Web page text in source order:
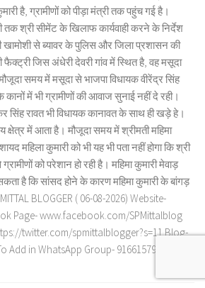
है, ग्रामीणों को पीड़ा मंत्री तक पहुंच गई है।
तक श्री सीमेंट के खिलाफ कार्यवाही करने के निर्देश
खामोशी से ब्यावर के पुलिस और जिला प्रशासन की
फैक्ट्री जिस अंधेरी देवरी गांव में स्थित है, वह मसूदा
समय में मसूदा से भाजपा विधायक वीरेंद्र सिंह
में भी ग्रामीणों की आवाज सुनाई नहीं दे रही।
सिंह रावत भी विधायक कानावत के साथ ही खड़े हे।
क्षेत्र में आता है। मौजूदा समय में श्रीमती महिमा
महिला कुमारी को भी यह भी पता नहीं होगा कि श्री
को परेशान हो रही है। महिमा कुमारी मेवाड़
है कि सांसद होने के कारण महिमा कुमारी के बांगड़
BLOGGER ( 06-08-2026) Website-
Page- www.facebook.com/SPMittalblog
twitter.com/spmittalblogger?s=11 Blog-
in WhatsApp Group- 9166157932 To